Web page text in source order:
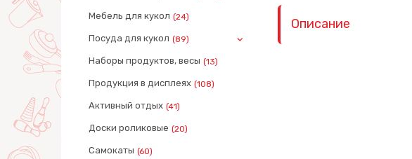
Мебель для кукол (24)
Посуда для кукол (89)
Наборы продуктов, весы (13)
Продукция в дисплеях (108)
Активный отдых (41)
Доски роликовые (20)
Самокаты (60)
Описание